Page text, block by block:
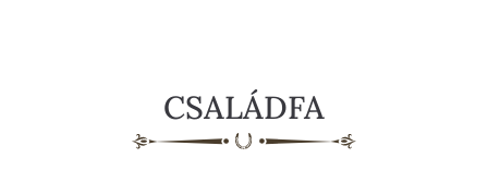
CSALÁDFA